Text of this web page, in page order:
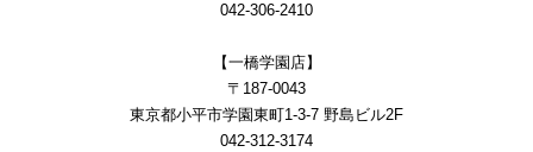
042-306-2410
【一橋学園店】
〒187-0043
東京都小平市学園東町1-3-7 野島ビル2F
042-312-3174